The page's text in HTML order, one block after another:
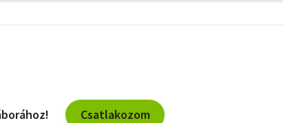
szűrők
Csatlakozom